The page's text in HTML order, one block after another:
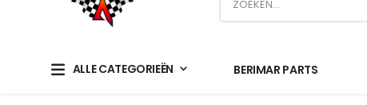
ALLE CATEGORIEËN BERIMAR PARTS